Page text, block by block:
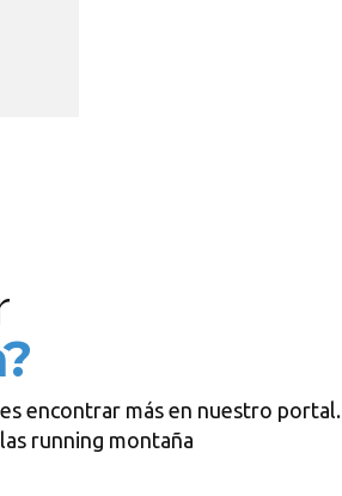
encontrar más en nuestro portal.
running montaña